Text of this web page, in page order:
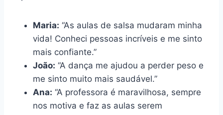
Maria: “As aulas de salsa mudaram minha
vida! Conheci pessoas incríveis e me sinto
mais confiante.”
João: “A dança me ajudou a perder peso e
me sinto muito mais saudável.”
Ana: “A professora é maravilhosa, sempre
nos motiva e faz as aulas serem